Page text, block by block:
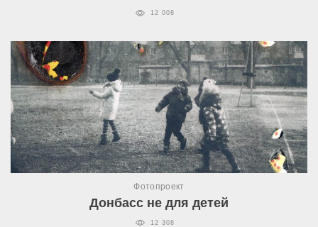
12 008
Фотопроект
Донбасс не для детей
12 308